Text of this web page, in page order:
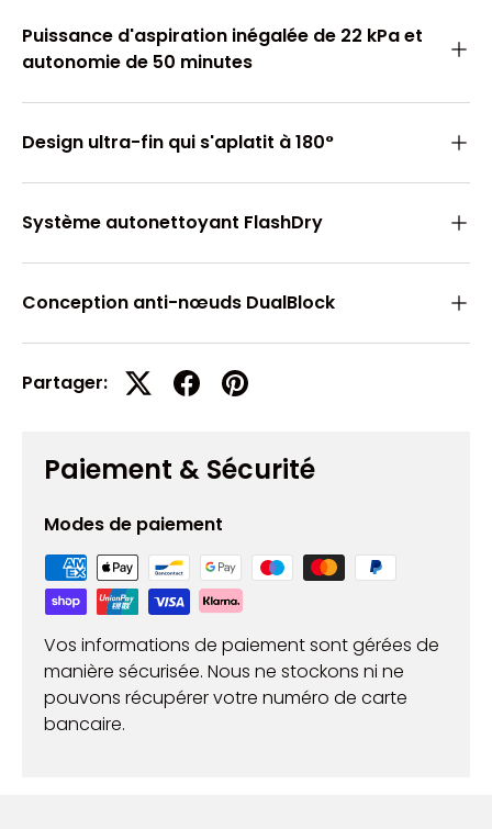
Puissance d'aspiration inégalée de 22 kPa et
autonomie de 50 minutes
Design ultra-fin qui s'aplatit à 180°
Système autonettoyant FlashDry
Conception anti-nœuds DualBlock
Partager:
Paiement & Sécurité
Modes de paiement
Vos informations de paiement sont gérées de
manière sécurisée. Nous ne stockons ni ne
pouvons récupérer votre numéro de carte
bancaire.